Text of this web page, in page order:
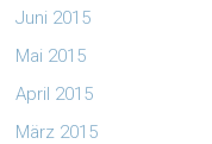
Juni 2015
Mai 2015
April 2015
März 2015